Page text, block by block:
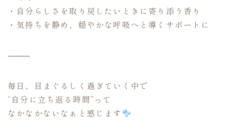
・自分らしさを取り戻したいときに寄り添う香り
・気持ちを静め、穏やかな呼吸へと導くサポートに
⸻
毎日、目まぐるしく過ぎていく中で
“自分に立ち返る時間”って
なかなかないなぁと感じます